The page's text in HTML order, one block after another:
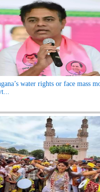
water rights or face mass